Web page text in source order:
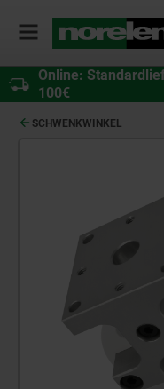
Online:
100€
SCHWENKWINKEL